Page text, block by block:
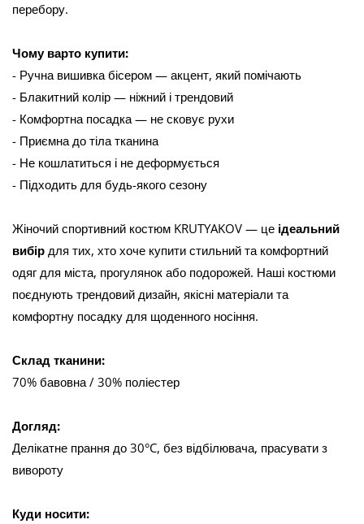
перебору.
Чому варто купити:
- Ручна вишивка бісером — акцент, який помічають
- Блакитний колір — ніжний і трендовий
- Комфортна посадка — не сковує рухи
- Приємна до тіла тканина
- Не кошлатиться і не деформується
- Підходить для будь-якого сезону
Жіночий спортивний костюм KRUTYAKOV — це ідеальний
вибір для тих, хто хоче купити стильний та комфортний
одяг для міста, прогулянок або подорожей. Наші костюми
поєднують трендовий дизайн, якісні матеріали та
комфортну посадку для щоденного носіння.
Склад тканини:
70% бавовна / 30% поліестер
Догляд:
Делікатне прання до 30°C, без відбілювача, прасувати з
вивороту
Куди носити: